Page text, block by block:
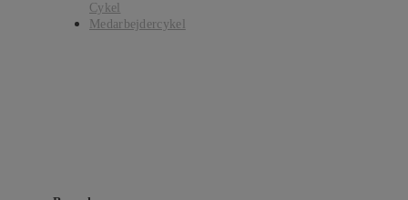
Cykel
Medarbejdercykel